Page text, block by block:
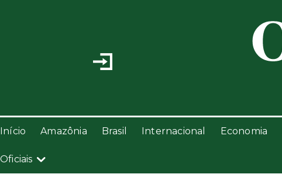
Início Amazônia Brasil Internacional Economia
Oficiais